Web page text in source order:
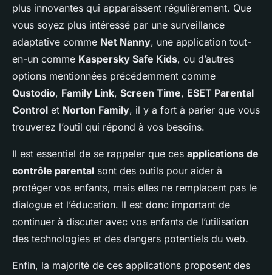
plus innovantes qui apparaissent régulièrement. Que
vous soyez plus intéressé par une surveillance
adaptative comme Net Nanny, une application tout-
en-un comme Kaspersky Safe Kids, ou d’autres
options mentionnées précédemment comme
Qustodio, Family Link, Screen Time, ESET Parental
Control et Norton Family, il y a fort à parier que vous
trouverez l’outil qui répond à vos besoins.
Il est essentiel de se rappeler que ces applications de
contrôle parental sont des outils pour aider à
protéger vos enfants, mais elles ne remplacent pas le
dialogue et l’éducation. Il est donc important de
continuer à discuter avec vos enfants de l’utilisation
des technologies et des dangers potentiels du web.
Enfin, la majorité de ces applications proposent des